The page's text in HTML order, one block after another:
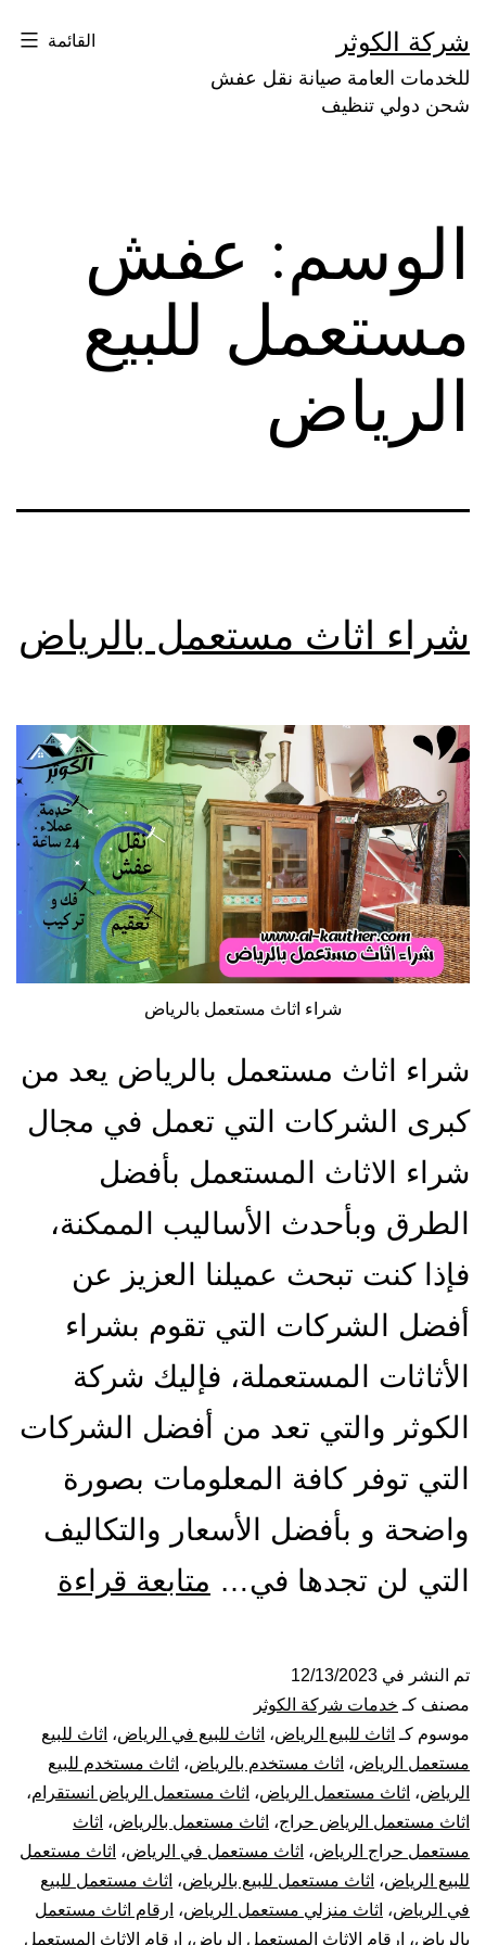
إلى
المحتوى
شركة الكوثر
للخدمات العامة صيانة نقل عفش
شحن دولي تنظيف
القائمة
الوسم: عفش
مستعمل للبيع
الرياض
شراء اثاث مستعمل بالرياض
شراء اثاث مستعمل بالرياض
شراء اثاث مستعمل بالرياض يعد من
كبرى الشركات التي تعمل في مجال
شراء الاثاث المستعمل بأفضل
الطرق وبأحدث الأساليب الممكنة،
فإذا كنت تبحث عميلنا العزيز عن
أفضل الشركات التي تقوم بشراء
الأثاثات المستعملة، فإليك شركة
الكوثر والتي تعد من أفضل الشركات
التي توفر كافة المعلومات بصورة
واضحة و بأفضل الأسعار والتكاليف
التي لن تجدها في… متابعة قراءة
تم النشر في 12/13/2023
مصنف كـ خدمات شركة الكوثر
موسوم كـ اثاث للبيع الرياض، اثاث للبيع في الرياض، اثاث للبيع
مستعمل الرياض، اثاث مستخدم بالرياض، اثاث مستخدم للبيع
الرياض، اثاث مستعمل الرياض، اثاث مستعمل الرياض انستقرام،
اثاث مستعمل الرياض حراج، اثاث مستعمل بالرياض، اثاث
مستعمل حراج الرياض، اثاث مستعمل في الرياض، اثاث مستعمل
للبيع الرياض، اثاث مستعمل للبيع بالرياض، اثاث مستعمل للبيع
في الرياض، اثاث منزلي مستعمل الرياض، ارقام اثاث مستعمل
بالرياض، ارقام الاثاث المستعمل الرياض، ارقام الاثاث المستعمل